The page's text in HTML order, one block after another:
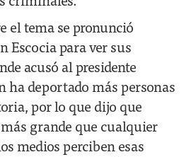
el tema se pronunció
Escocia para ver sus
acusó al presidente
ha deportado más personas
por lo que dijo que
grande que cualquier
medios perciben esas